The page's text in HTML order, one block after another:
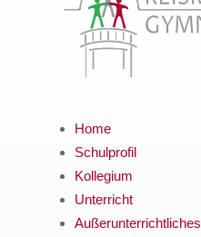
Home
Schulprofil
Kollegium
Unterricht
Außerunterrichtliches